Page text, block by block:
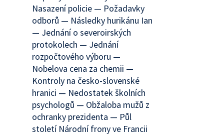
Nasazení policie — Požadavky
odborů — Následky hurikánu Ian
— Jednání o severoirských
protokolech — Jednání
rozpočtového výboru —
Nobelova cena za chemii —
Kontroly na česko-slovenské
hranici — Nedostatek školních
psychologů — Obžaloba mužů z
ochranky prezidenta — Půl
století Národní frony ve Francii